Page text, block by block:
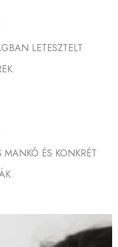
LETESZTELT
MANKÓ ÉS KONKRÉT